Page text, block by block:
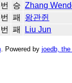
승 Zhang
패 왕관쥔
패 Liu Jun
. Powered by joedb,